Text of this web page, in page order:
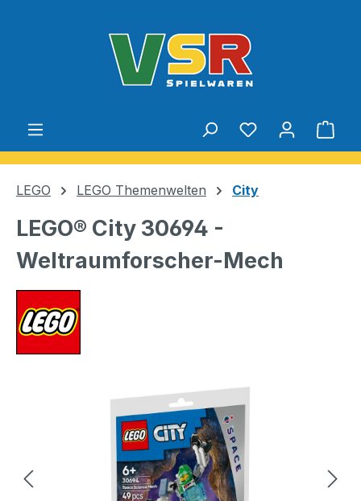
Du hast 0
LEGO LEGO Themenwelten City
LEGO® City 30694 -
Weltraumforscher-Mech
Bildergalerie überspringen